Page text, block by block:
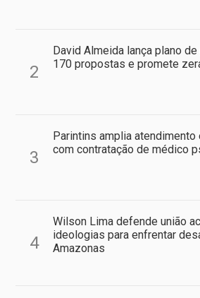
2
David Almeida lança plano
170 propostas e promete
3
Parintins amplia atendimento
com contratação de médico
4
Wilson Lima defende união
ideologias para enfrentar
Amazonas